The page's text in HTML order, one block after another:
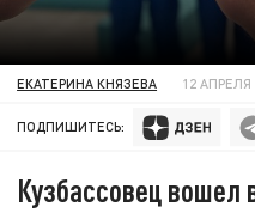
ЕКАТЕРИНА КНЯЗЕВА 12 АПРЕЛЯ
ПОДПИШИТЕСЬ:
Кузбассовец вошел